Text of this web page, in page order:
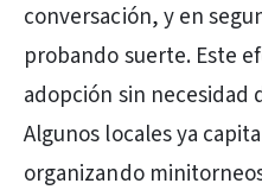
conversación, y en
probando suerte. Este
adopción sin necesidad
Algunos locales ya
organizando